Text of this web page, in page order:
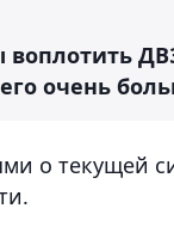
воплотить
очень
о текущей